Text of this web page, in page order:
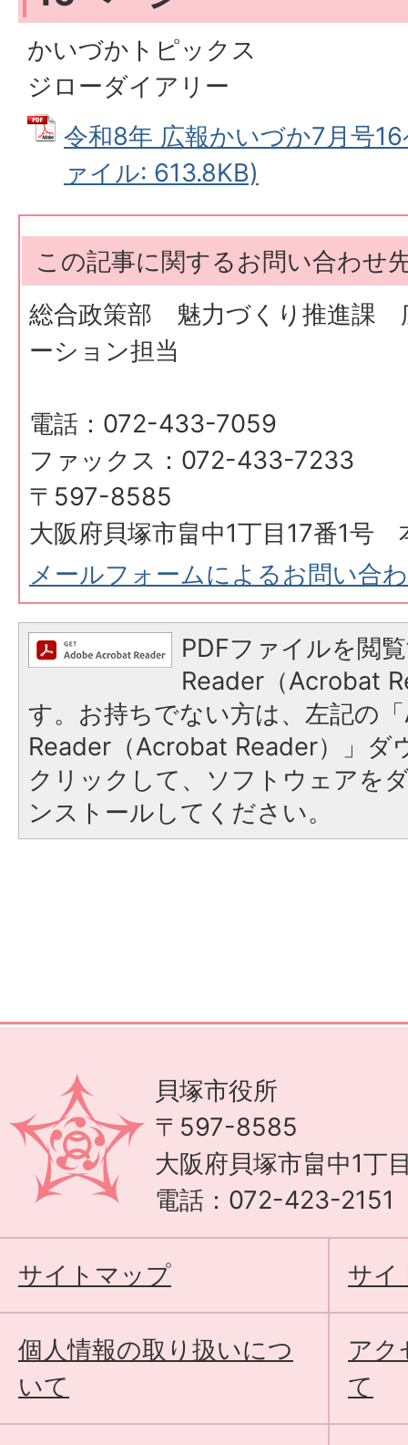
かいづかトピックス
ジローダイアリー
令和8年 広報かいづか7月号
ァイル: 613.8KB)
この記事に関するお問い合わせ
総合政策部 魅力づくり推進課
ーション担当
電話：072-433-7059
ファックス：072-433-7233
〒597-8585
大阪府貝塚市畠中1丁目17番1号
メールフォームによるお問い合
PDFファイルを閲
Reader（Acrobat
す。お持ちでない方は、左記の
Reader（Acrobat Reader）」ダ
クリックして、ソフトウェアを
ンストールしてください。
貝塚市役所
〒597-8585
大阪府貝塚市畠中1丁
電話：072-423-2151
サイトマップ サイ
個人情報の取り扱いにつ
いて
アク
て